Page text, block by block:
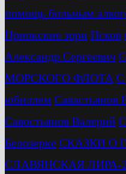
помощь больным
Приокские зори Псков
Александр Сергеевич
МОРСКОГО ФЛОТА С
юбиллем Савастьянов
Савостьянов Валерий
Белозерке СКАЗКИ О
СЛАВЯНСКАЯ ЛИРА-